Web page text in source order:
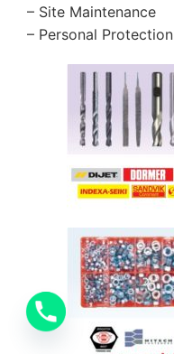
– Site Maintenance
– Personal Protection